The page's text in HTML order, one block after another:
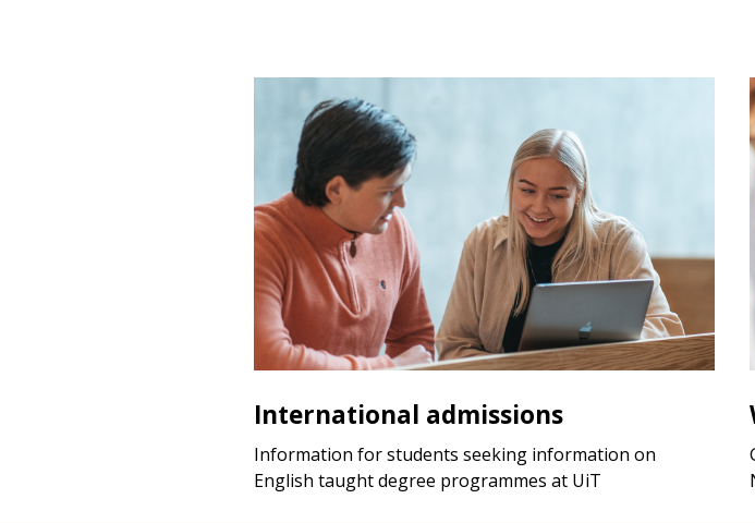
International admissions
Information for students seeking information on
English taught degree programmes at UiT